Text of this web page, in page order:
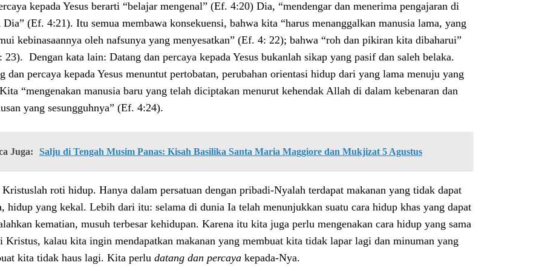
kepada Yesus berarti “belajar mengenal” (Ef. 4:20) Dia, “mendengar dan menerima pengajaran di
Dia” (Ef. 4:21). Itu semua membawa konsekuensi, bahwa kita “harus menanggalkan manusia lama, yang
kebinasaannya oleh nafsunya yang menyesatkan” (Ef. 4: 22); bahwa “roh dan pikiran kita dibaharui”
23). Dengan kata lain: Datang dan percaya kepada Yesus bukanlah sikap yang pasif dan saleh belaka.
dan percaya kepada Yesus menuntut pertobatan, perubahan orientasi hidup dari yang lama menuju yang
“mengenakan manusia baru yang telah diciptakan menurut kehendak Allah di dalam kebenaran dan
yang sesungguhnya” (Ef. 4:24).
Juga: Salju di Tengah Musim Panas: Kisah Basilika Santa Maria Maggiore dan Mukjizat 5 Agustus
Kristuslah roti hidup. Hanya dalam persatuan dengan pribadi-Nyalah terdapat makanan yang tidak dapat
hidup yang kekal. Lebih dari itu: selama di dunia Ia telah menunjukkan suatu cara hidup khas yang dapat
kematian, musuh terbesar kehidupan. Karena itu kita juga perlu mengenakan cara hidup yang sama
Kristus, kalau kita ingin mendapatkan makanan yang membuat kita tidak lapar lagi dan minuman yang
kita tidak haus lagi. Kita perlu datang dan percaya kepada-Nya.